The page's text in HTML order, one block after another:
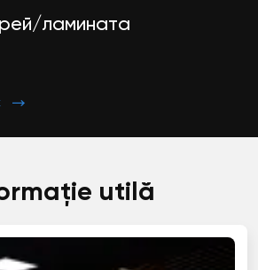
ламината
utilă